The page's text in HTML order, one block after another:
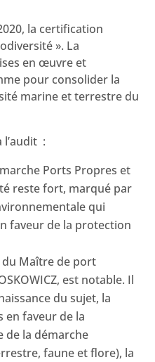
la certification
». La
en œuvre et
pour consolider la
marine et terrestre du
:
Ports Propres et
reste fort, marqué par
qui
faveur de la protection
du Maître de port
est notable. Il
du sujet, la
en faveur de la
de la démarche
faune et flore), la